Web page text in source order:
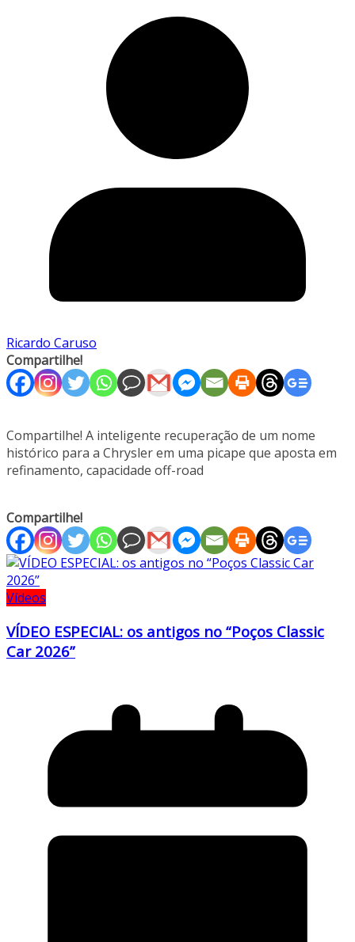
Ricardo Caruso
Compartilhe!
Compartilhe! A inteligente recuperação de um nome
histórico para a Chrysler em uma picape que aposta em
refinamento, capacidade off-road
Compartilhe!
Vídeos
VÍDEO ESPECIAL: os antigos no “Poços Classic
Car 2026”